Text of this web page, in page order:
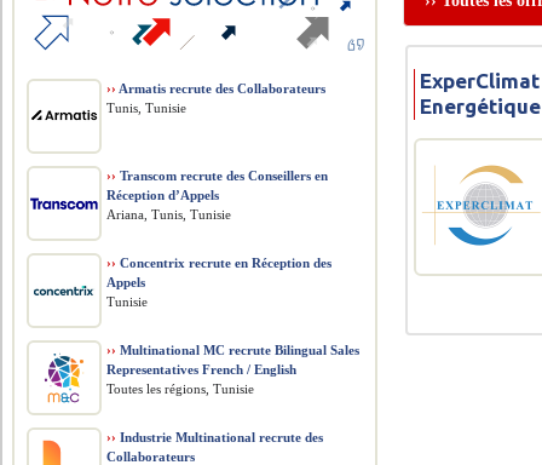
Energétique
›› Armatis recrute des Collaborateurs
Tunis, Tunisie
›› Transcom recrute des Conseillers en
Réception d’Appels
Ariana, Tunis, Tunisie
›› Concentrix recrute en Réception des
Appels
Tunisie
›› Multinational MC recrute Bilingual Sales
Representatives French / English
Toutes les régions, Tunisie
›› Industrie Multinational recrute des
Collaborateurs